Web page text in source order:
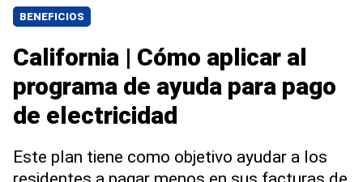
BENEFICIOS
California | Cómo aplicar al
programa de ayuda para pago
de electricidad
Este plan tiene como objetivo ayudar a los